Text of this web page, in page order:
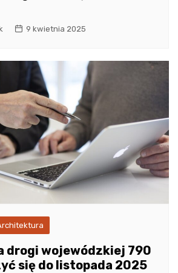
9 kwietnia 2025
drogi wojewódzkiej 790
się do listopada 2025